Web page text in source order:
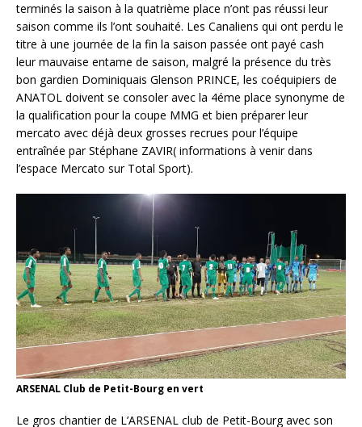
terminés la saison à la quatrième place n’ont pas réussi leur
saison comme ils l’ont souhaité. Les Canaliens qui ont perdu le
titre à une journée de la fin la saison passée ont payé cash
leur mauvaise entame de saison, malgré la présence du très
bon gardien Dominiquais Glenson PRINCE, les coéquipiers de
ANATOL doivent se consoler avec la 4éme place synonyme de
la qualification pour la coupe MMG et bien préparer leur
mercato avec déjà deux grosses recrues pour l’équipe
entraînée par Stéphane ZAVIR( informations à venir dans
l’espace Mercato sur Total Sport).
ARSENAL Club de Petit-Bourg en vert
Le gros chantier de L’ARSENAL club de Petit-Bourg avec son